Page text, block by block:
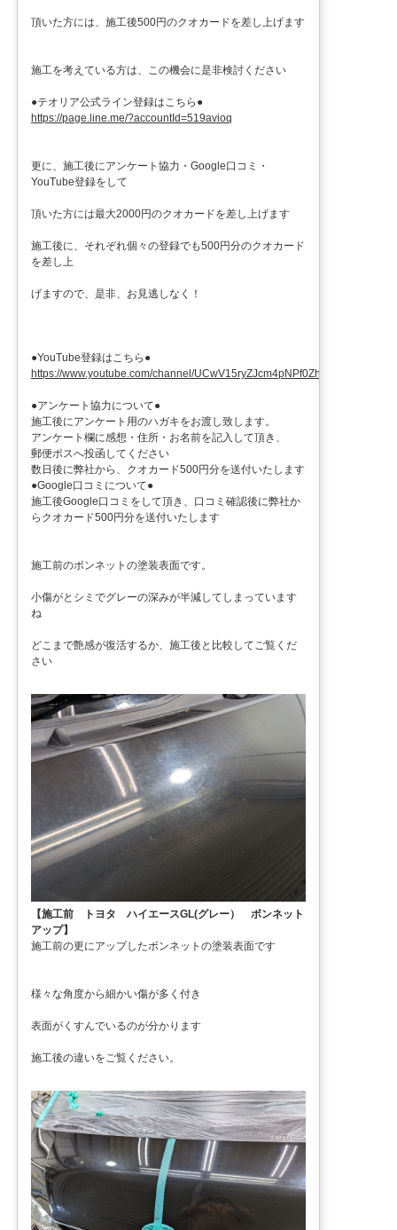
頂いた方には、施工後500円のクオカードを差し上げます
施工を考えている方は、この機会に是非検討ください
●テオリア公式ライン登録はこちら●
https://page.line.me/?accountId=519avioq
更に、施工後にアンケート協力・Google口コミ・
YouTube登録をして
頂いた方には最大2000円のクオカードを差し上げます
施工後に、それぞれ個々の登録でも500円分のクオカード
を差し上
げますので、是非、お見逃しなく！
●YouTube登録はこちら●
https://www.youtube.com/channel/UCwV15ryZJcm4pNPf0ZhXu9g
●アンケート協力について●
施工後にアンケート用のハガキをお渡し致します。
アンケート欄に感想・住所・お名前を記入して頂き、
郵便ポスへ投函してください
数日後に弊社から、クオカード500円分を送付いたします
●Google口コミについて●
施工後Google口コミをして頂き、口コミ確認後に弊社か
らクオカード500円分を送付いたします
施工前のボンネットの塗装表面です。
小傷がとシミでグレーの深みが半減してしまっています
ね
どこまで艶感が復活するか、施工後と比較してご覧くだ
さい
【施工前 トヨタ ハイエースGL(グレー） ボンネット
アップ】
施工前の更にアップしたボンネットの塗装表面です
様々な角度から細かい傷が多く付き
表面がくすんでいるのが分かります
施工後の違いをご覧ください。